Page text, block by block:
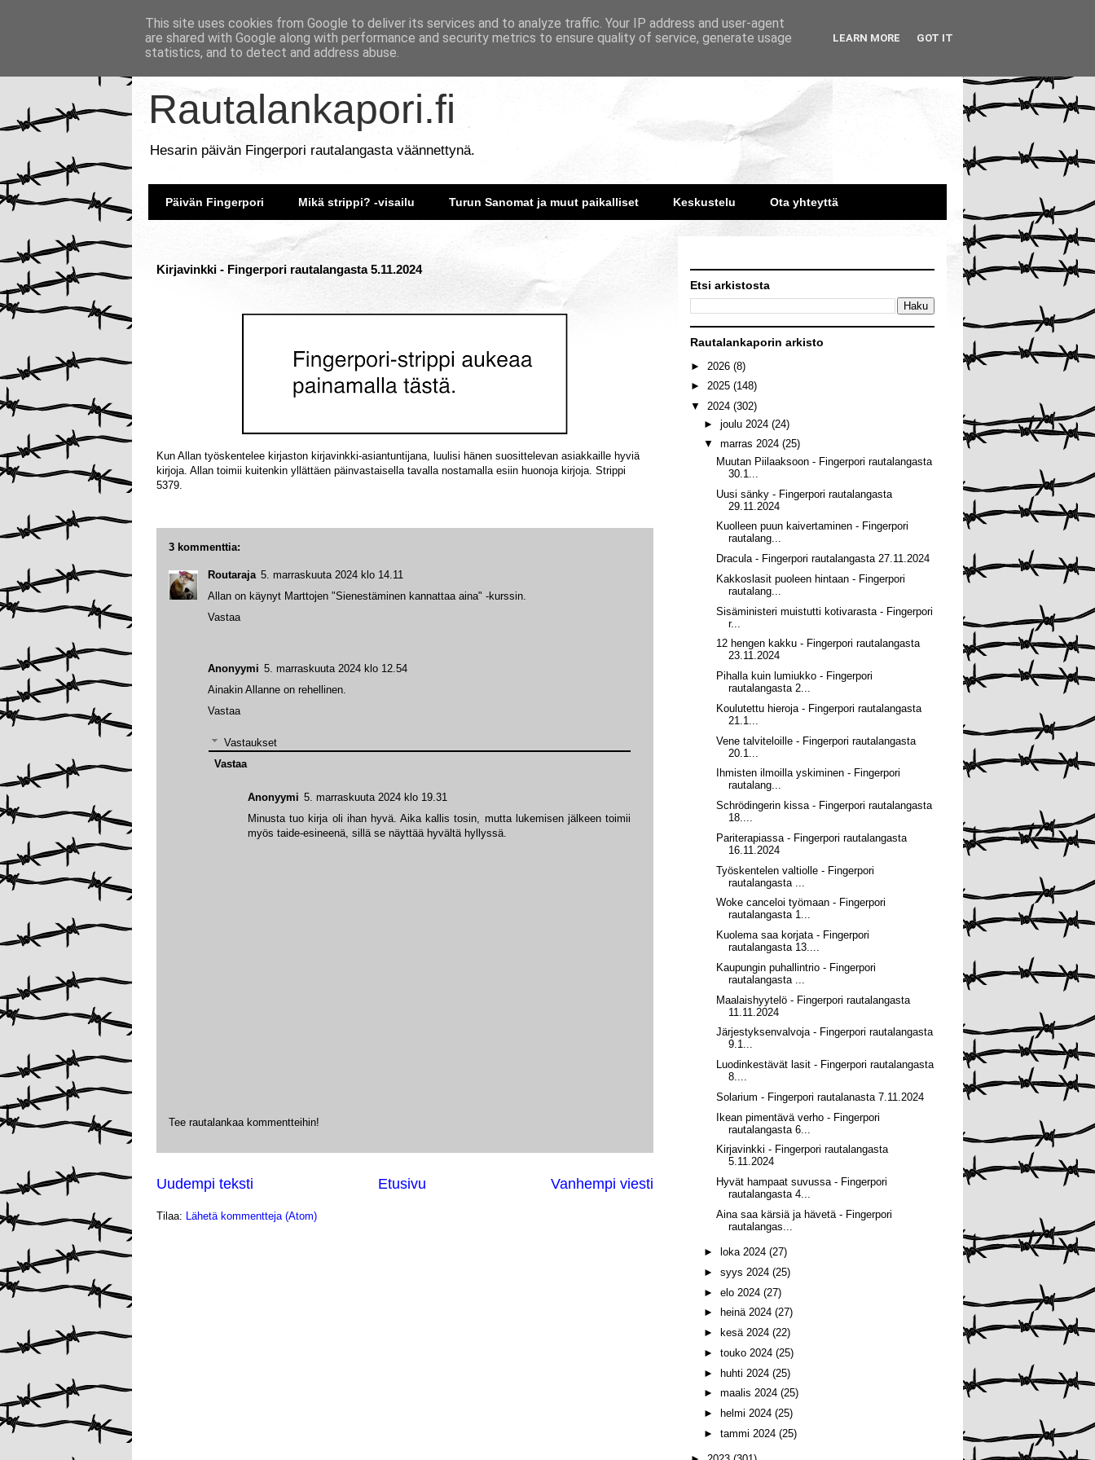
Rautalankapori.fi
Hesarin päivän Fingerpori rautalangasta väännettynä.
Päivän Fingerpori Mikä strippi? -visailu Turun Sanomat ja muut paikalliset Keskustelu Ota yhteyttä
Kirjavinkki - Fingerpori rautalangasta 5.11.2024
Kun Allan työskentelee kirjaston kirjavinkki-asiantuntijana, luulisi hänen suosittelevan asiakkaille hyviä
kirjoja. Allan toimii kuitenkin yllättäen päinvastaisella tavalla nostamalla esiin huonoja kirjoja. Strippi
5379.
3 kommenttia:
Anonyymi 5. marraskuuta 2024 klo 12.54
Ainakin Allanne on rehellinen.
Vastaa
Vastaukset
Anonyymi 5. marraskuuta 2024 klo 19.31
Minusta tuo kirja oli ihan hyvä. Aika kallis tosin, mutta lukemisen jälkeen toimii
myös taide-esineenä, sillä se näyttää hyvältä hyllyssä.
Vastaa
Routaraja 5. marraskuuta 2024 klo 14.11
Allan on käynyt Marttojen "Sienestäminen kannattaa aina" -kurssin.
Vastaa
Tee rautalankaa kommentteihin!
Uudempi teksti Vanhempi viesti
Etusivu
Tilaa: Lähetä kommentteja (Atom)
Etsi arkistosta
Rautalankaporin arkisto
► 2026 (8)
► 2025 (148)
▼ 2024 (302)
► joulu 2024 (24)
▼ marras 2024 (25)
Muutan Piilaaksoon - Fingerpori rautalangasta
30.1...
Uusi sänky - Fingerpori rautalangasta
29.11.2024
Kuolleen puun kaivertaminen - Fingerpori
rautalang...
Dracula - Fingerpori rautalangasta 27.11.2024
Kakkoslasit puoleen hintaan - Fingerpori
rautalang...
Sisäministeri muistutti kotivarasta - Fingerpori
r...
12 hengen kakku - Fingerpori rautalangasta
23.11.2024
Pihalla kuin lumiukko - Fingerpori
rautalangasta 2...
Koulutettu hieroja - Fingerpori rautalangasta
21.1...
Vene talviteloille - Fingerpori rautalangasta
20.1...
Ihmisten ilmoilla yskiminen - Fingerpori
rautalang...
Schrödingerin kissa - Fingerpori rautalangasta
18....
Pariterapiassa - Fingerpori rautalangasta
16.11.2024
Työskentelen valtiolle - Fingerpori
rautalangasta ...
Woke canceloi työmaan - Fingerpori
rautalangasta 1...
Kuolema saa korjata - Fingerpori
rautalangasta 13....
Kaupungin puhallintrio - Fingerpori
rautalangasta ...
Maalaishyytelö - Fingerpori rautalangasta
11.11.2024
Järjestyksenvalvoja - Fingerpori rautalangasta
9.1...
Luodinkestävät lasit - Fingerpori rautalangasta
8....
Solarium - Fingerpori rautalanasta 7.11.2024
Ikean pimentävä verho - Fingerpori
rautalangasta 6...
Kirjavinkki - Fingerpori rautalangasta
5.11.2024
Hyvät hampaat suvussa - Fingerpori
rautalangasta 4...
Aina saa kärsiä ja hävetä - Fingerpori
rautalangas...
► loka 2024 (27)
► syys 2024 (25)
► elo 2024 (27)
►
heinä 2024 (27)
►
kesä 2024 (22)
► touko 2024 (25)
► huhti 2024 (25)
► maalis 2024 (25)
►
helmi 2024 (25)
► tammi 2024 (25)
This site uses cookies from Google to deliver its services and to analyze traffic. Your IP address and user-agent
are shared with Google along with performance and security metrics to ensure quality of service, generate usage
statistics, and to detect and address abuse.
LEARN MORE GOT IT